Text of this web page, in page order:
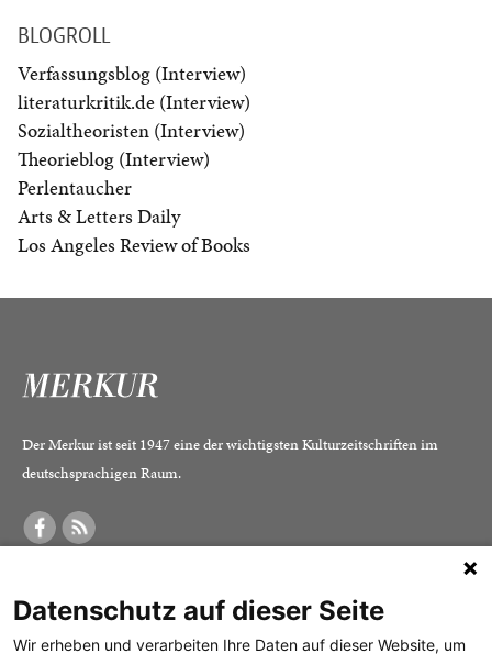
BLOGROLL
Verfassungsblog (Interview)
literaturkritik.de (Interview)
Sozialtheoristen (Interview)
Theorieblog (Interview)
Perlentaucher
Arts & Letters Daily
Los Angeles Review of Books
Der Merkur ist seit 1947 eine der wichtigsten Kulturzeitschriften im
deutschsprachigen Raum.
Was ist der Merkur?
Herausgeber /
Alle Abos im Überblick
Print-Abo
Impressum
Datenschutz
Datenschutz auf dieser Seite
Wir erheben und verarbeiten Ihre Daten auf dieser Website, um